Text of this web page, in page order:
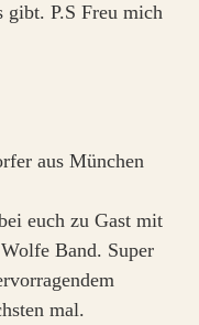
gibt. P.S Freu mich
aus München
euch zu Gast mit
Band. Super
mal.